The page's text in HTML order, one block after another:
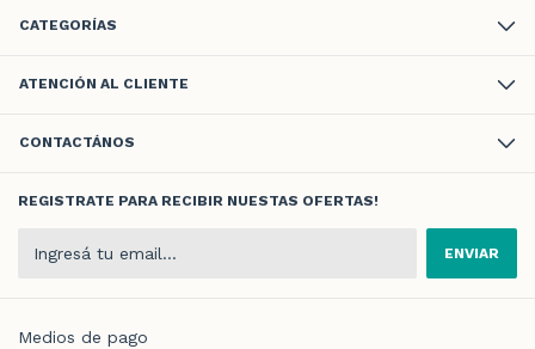
CATEGORÍAS
ATENCIÓN AL CLIENTE
CONTACTÁNOS
REGISTRATE PARA RECIBIR NUESTAS OFERTAS!
Medios de pago